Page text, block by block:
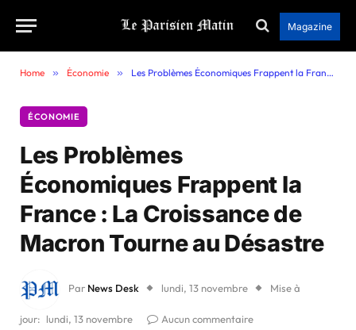
Magazine
Home » Économie » Les Problèmes Économiques Frappent la France : La Croissance de Macron Tourne au Désastre
ÉCONOMIE
Les Problèmes
Économiques Frappent la
France : La Croissance de
Macron Tourne au Désastre
Par News Desk lundi, 13 novembre Mise à
jour: lundi, 13 novembre
Aucun commentaire